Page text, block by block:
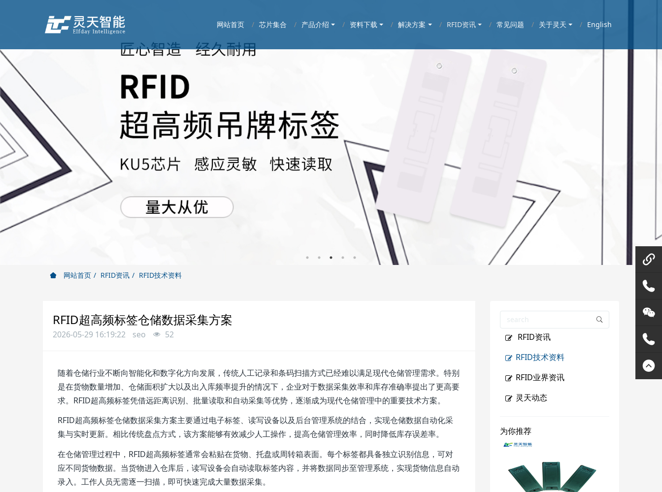
网站首页 芯片集合 产品介绍 资料下载 解决方案 RFID资讯 常见问题 关于灵天 English
网站首页 RFID资讯 RFID技术资料
RFID超高频标签仓储数据采集方案
2026-05-29 16:19:22 seo 52
随着仓储行业不断向智能化和数字化方向发展，传统人工记录和条码扫描方式已经难以满足现代仓储管理需求。特别
是在货物数量增加、仓储面积扩大以及出入库频率提升的情况下，企业对于数据采集效率和库存准确率提出了更高要
求。RFID超高频标签凭借远距离识别、批量读取和自动采集等优势，逐渐成为现代仓储管理中的重要技术方案。
RFID超高频标签仓储数据采集方案主要通过电子标签、读写设备以及后台管理系统的结合，实现仓储数据自动化采
集与实时更新。相比传统盘点方式，该方案能够有效减少人工操作，提高仓储管理效率，同时降低库存误差率。
在仓储管理过程中，RFID超高频标签通常会粘贴在货物、托盘或周转箱表面。每个标签都具备独立识别信息，可对
应不同货物数据。当货物进入仓库后，读写设备会自动读取标签内容，并将数据同步至管理系统，实现货物信息自动
录入。工作人员无需逐一扫描，即可快速完成大量数据采集。
RFID资讯
RFID技术资料
RFID业界资讯
灵天动态
为你推荐
微信在
线咨询
158144
80455
灵天公
众号
400807